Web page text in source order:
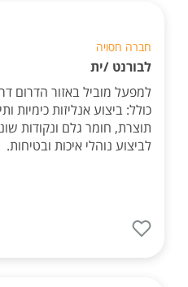
חברה חסויה
לבורנט /ית
למפעל מוביל באזור הדרום
כולל: ביצוע אנליזות כימיות
תוצרת, חומר גלם ונקודות
לביצוע נוהלי איכות ובטיחות.